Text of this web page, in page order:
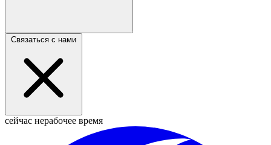
Связаться с нами
сейчас нерабочее время